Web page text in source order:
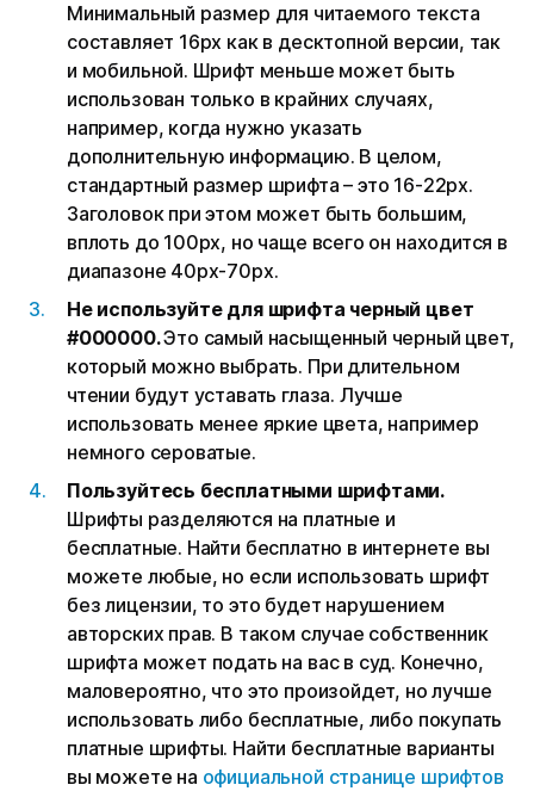
Минимальный размер для читаемого текста
составляет 16px как в десктопной версии, так
и мобильной. Шрифт меньше может быть
использован только в крайних случаях,
например, когда нужно указать
дополнительную информацию. В целом,
стандартный размер шрифта – это 16-22px.
Заголовок при этом может быть большим,
вплоть до 100px, но чаще всего он находится в
диапазоне 40px-70px.
Не используйте для шрифта черный цвет
#000000.Это самый насыщенный черный цвет,
который можно выбрать. При длительном
чтении будут уставать глаза. Лучше
использовать менее яркие цвета, например
немного сероватые.
Пользуйтесь бесплатными шрифтами.
Шрифты разделяются на платные и
бесплатные. Найти бесплатно в интернете вы
можете любые, но если использовать шрифт
без лицензии, то это будет нарушением
авторских прав. В таком случае собственник
шрифта может подать на вас в суд. Конечно,
маловероятно, что это произойдет, но лучше
использовать либо бесплатные, либо покупать
платные шрифты. Найти бесплатные варианты
вы можете на официальной странице шрифтов